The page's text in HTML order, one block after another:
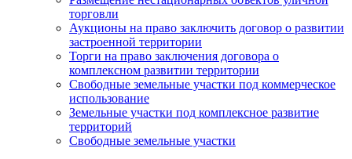
торговли
Аукционы на право заключить договор о развитии
застроенной территории
Торги на право заключения договора о
комплексном развитии территории
Свободные земельные участки под коммерческое
использование
Земельные участки под комплексное развитие
территорий
Свободные земельные участки